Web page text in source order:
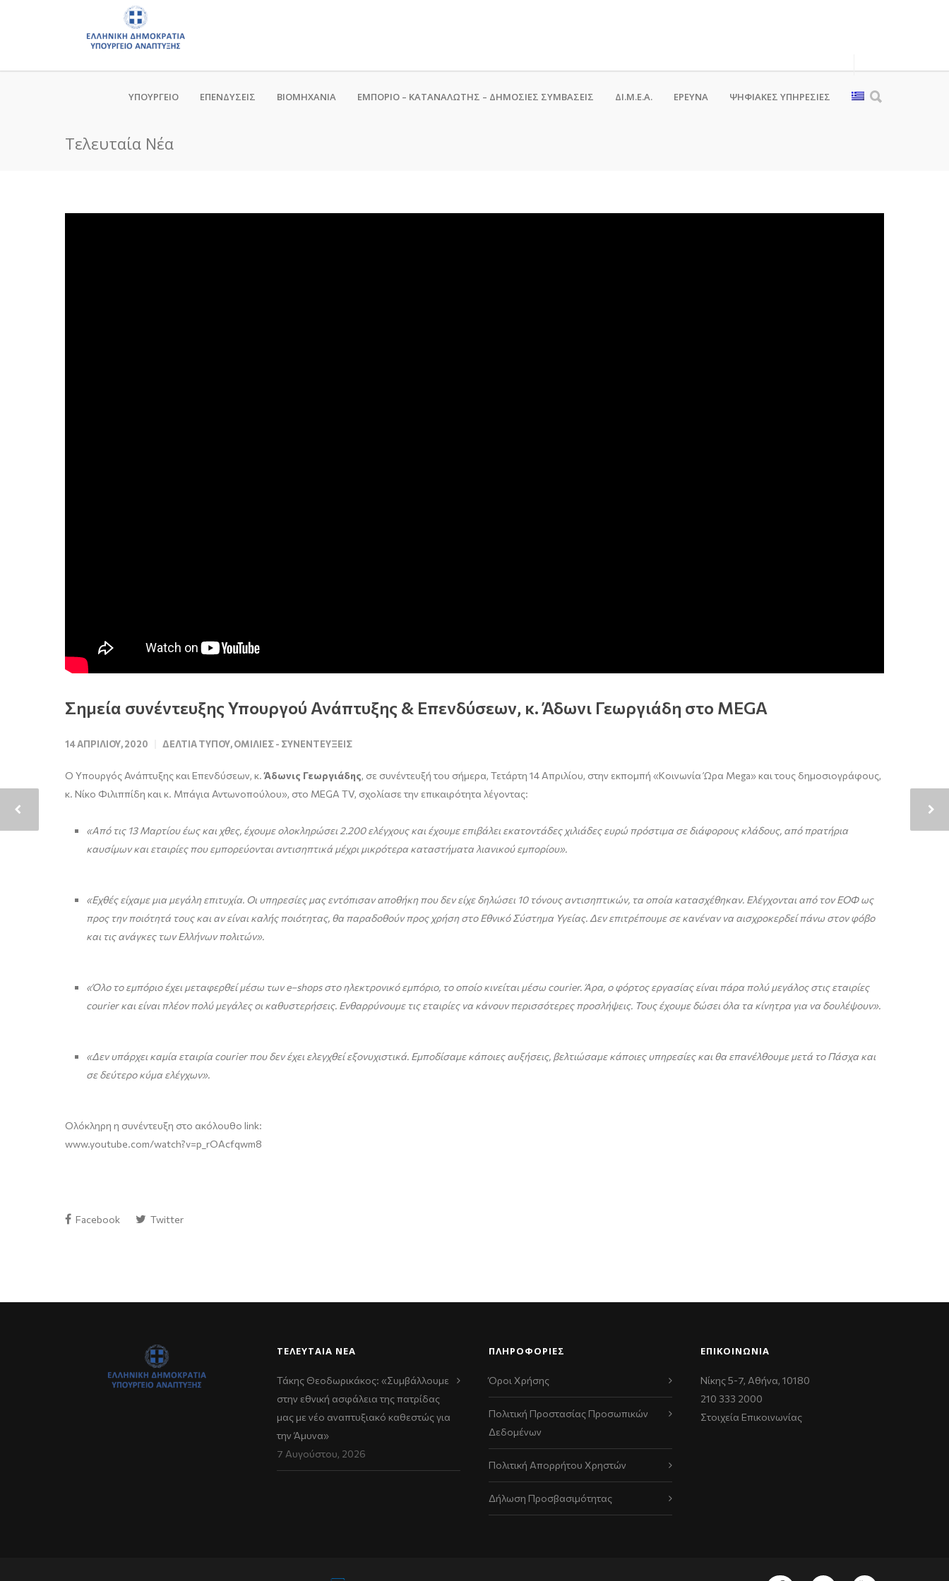
ΥΠΟΥΡΓΕΙΟ ΕΠΕΝΔΥΣΕΙΣ ΒΙΟΜΗΧΑΝΙΑ ΕΜΠΟΡΙΟ – ΚΑΤΑΝΑΛΩΤΗΣ – ΔΗΜΟΣΙΕΣ ΣΥΜΒΑΣΕΙΣ ΔΙ.Μ.Ε.Α. ΕΡΕΥΝΑ ΨΗΦΙΑΚΈΣ ΥΠΗΡΕΣΊΕΣ
Τελευταία Νέα
Σημεία συνέντευξης Υπουργού Ανάπτυξης & Επενδύσεων, κ. Άδωνι Γεωργιάδη στο MEGA
14 ΑΠΡΙΛΊΟΥ, 2020 ΔΕΛΤΊΑ ΤΎΠΟΥ,ΟΜΙΛΊΕΣ - ΣΥΝΕΝΤΕΎΞΕΙΣ
Ο Υπουργός Ανάπτυξης και Επενδύσεων, κ.Άδωνις Γεωργιάδης, σε συνέντευξή του σήμερα, Τετάρτη 14 Απριλίου, στην εκπομπή «Κοινωνία Ώρα Mega» και τους δημοσιογράφους,
κ. Νίκο Φιλιππίδη και κ. Μπάγια Αντωνοπούλου», στο MEGA TV, σχολίασε την επικαιρότητα λέγοντας:
«Από τις 13 Μαρτίου έως και χθες, έχουμε ολοκληρώσει 2.200 ελέγχους και έχουμε επιβάλει εκατοντάδες χιλιάδες ευρώ πρόστιμα σε διάφορους κλάδους, από πρατήρια
καυσίμων και εταιρίες που εμπορεύονται αντισηπτικά μέχρι μικρότερα καταστήματα λιανικού εμπορίου».
«Εχθές είχαμε μια μεγάλη επιτυχία. Οι υπηρεσίες μας εντόπισαν αποθήκη που δεν είχε δηλώσει 10 τόνους αντισηπτικών, τα οποία κατασχέθηκαν. Ελέγχονται από τον ΕΟΦ ως
προς την ποιότητά τους και αν είναι καλής ποιότητας, θα παραδοθούν προς χρήση στο Εθνικό Σύστημα Υγείας. Δεν επιτρέπουμε σε κανέναν να αισχροκερδεί πάνω στον φόβο
και τις ανάγκες των Ελλήνων πολιτών».
«Όλο το εμπόριο έχει μεταφερθεί μέσω τωνe–shopsστο ηλεκτρονικό εμπόριο, το οποίο κινείται μέσω courier. Άρα, ο φόρτος εργασίας είναι πάρα πολύ μεγάλος στις εταιρίες
courierκαι είναι πλέον πολύ μεγάλες οι καθυστερήσεις. Ενθαρρύνουμε τις εταιρίες να κάνουν περισσότερες προσλήψεις. Τους έχουμε δώσει όλα τα κίνητρα για να δουλέψουν».
«Δεν υπάρχει καμία εταιρία courierπου δεν έχει ελεγχθεί εξονυχιστικά. Εμποδίσαμε κάποιες αυξήσεις, βελτιώσαμε κάποιες υπηρεσίες και θα επανέλθουμε μετά το Πάσχα και
σε δεύτερο κύμα ελέγχων».
Ολόκληρη η συνέντευξη στο ακόλουθο link:
www.youtube.com/watch?v=p_rOAcfqwm8
Facebook Twitter
ΤΕΛΕΥΤΑΊΑ ΝΈΑ
Τάκης Θεοδωρικάκος: «Συμβάλλουμε
στην εθνική ασφάλεια της πατρίδας
μας με νέο αναπτυξιακό καθεστώς για
την Άμυνα»
7 Αυγούστου, 2026
ΠΛΗΡΟΦΟΡΙΕΣ
Όροι Χρήσης
Πολιτική Προστασίας Προσωπικών
Δεδομένων
Πολιτική Απορρήτου Χρηστών
Δήλωση Προσβασιμότητας
ΕΠΙΚΟΙΝΩΝΊΑ
Νίκης 5-7, Αθήνα, 10180
210 333 2000
Στοιχεία Επικοινωνίας